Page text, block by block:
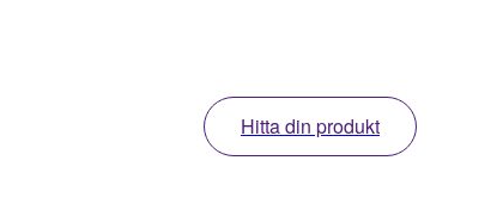
Hitta din produkt